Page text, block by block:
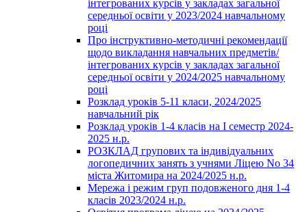
інтегрованих курсів у закладах загальної
середньої освіти у 2023/2024 навчальному
році
Про інструктивно-методичні рекомендації
щодо викладання навчальних предметів/
інтегрованих курсів у закладах загальної
середньої освіти у 2024/2025 навчальному
році
Розклад уроків 5-11 класи, 2024/2025
навчальний рік
Розклад уроків 1-4 класів на І семестр 2024-
2025 н.р.
РОЗКЛАД групових та індивідуальних
логопедичних занять з учнями Ліцею No 34
міста Житомира на 2024/2025 н.р.
Мережа і режим груп подовженого дня 1-4
класів 2023/2024 н.р.